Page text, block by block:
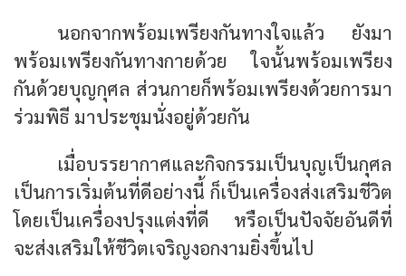
นอกจากพร้อมเพรียงกันทางใจแล้ว ยังมา
พร้อมเพรียงกันทางกายด้วย ใจนั้นพร้อมเพรียง
กันด้วยบุญกุศล ส่วนกายก็พร้อมเพรียงด้วยการมา
ร่วมพิธี มาประชุมนั่งอยู่ด้วยกัน
เมื่อบรรยากาศและกิจกรรมเป็นบุญเป็นกุศล
เป็นการเริ่มต้นที่ดีอย่างนี้ ก็เป็นเครื่องส่งเสริมชีวิต
โดยเป็นเครื่องปรุงแต่งที่ดี หรือเป็นปัจจัยอันดีที่
จะส่งเสริมให้ชีวิตเจริญงอกงามยิ่งขึ้นไป